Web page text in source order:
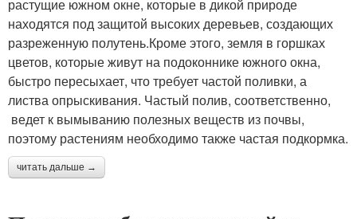
растущие южном окне, которые в дикой природе
находятся под защитой высоких деревьев, создающих
разреженную полутень.Кроме этого, земля в горшках
цветов, которые живут на подоконнике южного окна,
быстро пересыхает, что требует частой поливки, а
листва опрыскивания. Частый полив, соответственно,
ведет к вымыванию полезных веществ из почвы,
поэтому растениям необходимо также частая подкормка.
читать дальше →